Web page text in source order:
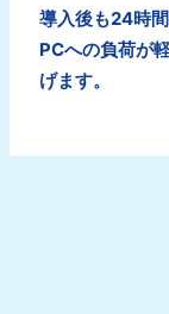
導入後も24時
PCへの負荷が
げます。